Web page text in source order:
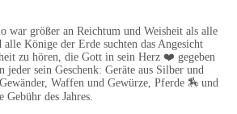
war größer an Reichtum und Weisheit als alle
alle Könige der Erde suchten das Angesicht
zu hören, die Gott in sein Herz ❤️ gegeben
jeder sein Geschenk: Geräte aus Silber und
Waffen und Gewürze, Pferde 🏇 ​und
Gebühr des Jahres.